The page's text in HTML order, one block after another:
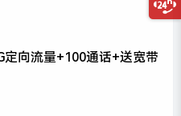
向流量+100通话+送宽带